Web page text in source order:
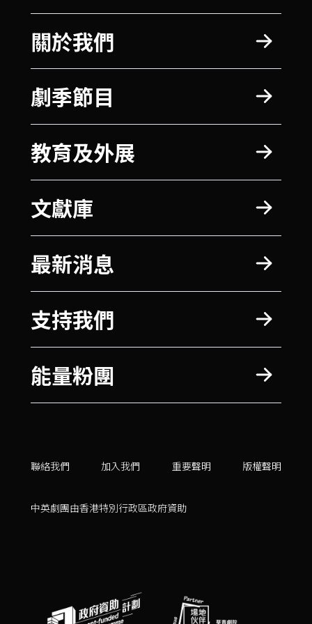
關於我們
劇季節目
教育及外展
文獻庫
最新消息
支持我們
能量粉團
聯絡我們 加入我們 重要聲明 版權聲明
中英劇團由香港特別行政區政府資助